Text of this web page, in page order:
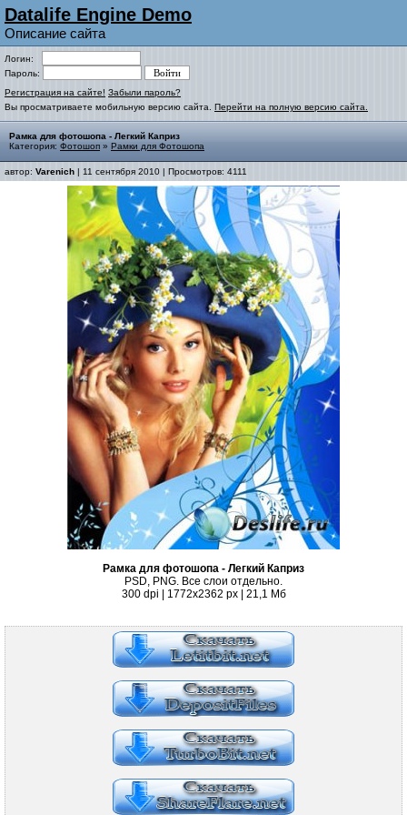
Datalife Engine Demo
Описание сайта
Логин:
Пароль:
Регистрация на сайте! Забыли пароль?
Вы просматриваете мобильную версию сайта. Перейти на полную версию сайта.
Рамка для фотошопа - Легкий Каприз
Категория: Фотошоп » Рамки для Фотошопа
автор: Varenich | 11 сентября 2010 | Просмотров: 4111
Рамка для фотошопа - Легкий Каприз
PSD, PNG. Все слои отдельно.
300 dpi | 1772x2362 px | 21,1 Мб